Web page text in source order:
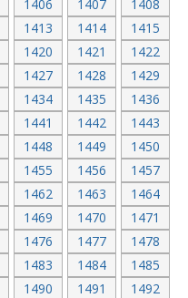
1406 1407
1408
1413 1414
1415
1420 1421
1422
1427 1428
1429
1434 1435
1436
1441 1442
1443
1448 1449
1450
1455 1456
1457
1462 1463
1464
1469 1470
1471
1476 1477
1478
1483 1484
1485
1490 1491
1492